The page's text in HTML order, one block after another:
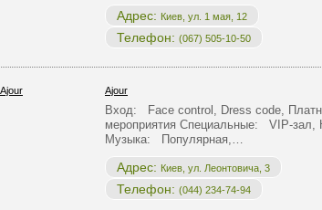
Адрес: Киев, ул. 1 мая, 12
Телефон: (067) 505-10-50
Ajour
Вход: Face control, Dress code,
мероприятия Специальные: VIP-зал,
Музыка: Популярная,…
Адрес: Киев, ул. Леонтовича, 3
Телефон: (044) 234-74-94